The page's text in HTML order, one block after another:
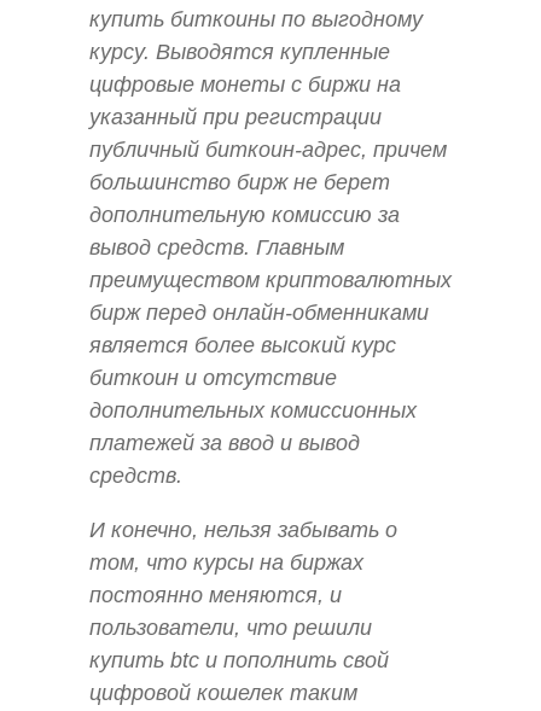
купить биткоины по выгодному
курсу. Выводятся купленные
цифровые монеты с биржи на
указанный при регистрации
публичный биткоин-адрес, причем
большинство бирж не берет
дополнительную комиссию за
вывод средств. Главным
преимуществом криптовалютных
бирж перед онлайн-обменниками
является более высокий курс
биткоин и отсутствие
дополнительных комиссионных
платежей за ввод и вывод
средств.
И конечно, нельзя забывать о
том, что курсы на биржах
постоянно меняются, и
пользователи, что решили
купить btc и пополнить свой
цифровой кошелек таким